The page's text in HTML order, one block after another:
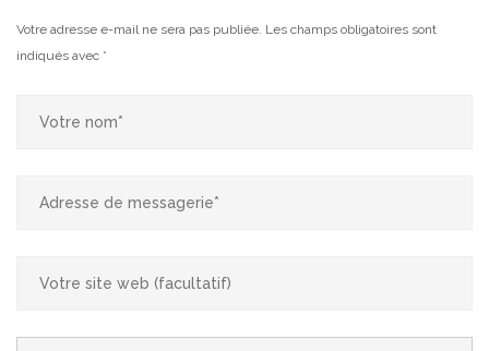
Votre adresse e-mail ne sera pas publiée. Les champs obligatoires sont
indiqués avec *